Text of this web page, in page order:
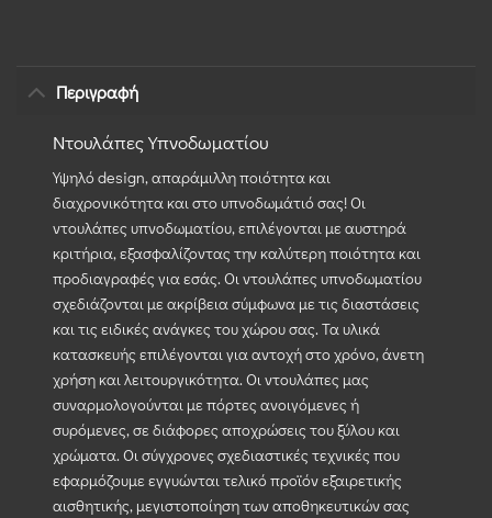
Περιγραφή
Ντουλάπες Υπνοδωματίου
Υψηλό design, απαράμιλλη ποιότητα και
διαχρονικότητα και στο υπνοδωμάτιό σας! Οι
ντουλάπες υπνοδωματίου, επιλέγονται με αυστηρά
κριτήρια, εξασφαλίζοντας την καλύτερη ποιότητα και
προδιαγραφές για εσάς. Οι ντουλάπες υπνοδωματίου
σχεδιάζονται με ακρίβεια σύμφωνα με τις διαστάσεις
και τις ειδικές ανάγκες του χώρου σας. Τα υλικά
κατασκευής επιλέγονται για αντοχή στο χρόνο, άνετη
χρήση και λειτουργικότητα. Οι ντουλάπες μας
συναρμολογούνται με πόρτες ανοιγόμενες ή
συρόμενες, σε διάφορες αποχρώσεις του ξύλου και
χρώματα. Οι σύγχρονες σχεδιαστικές τεχνικές που
εφαρμόζουμε εγγυώνται τελικό προϊόν εξαιρετικής
αισθητικής, μεγιστοποίηση των αποθηκευτικών σας